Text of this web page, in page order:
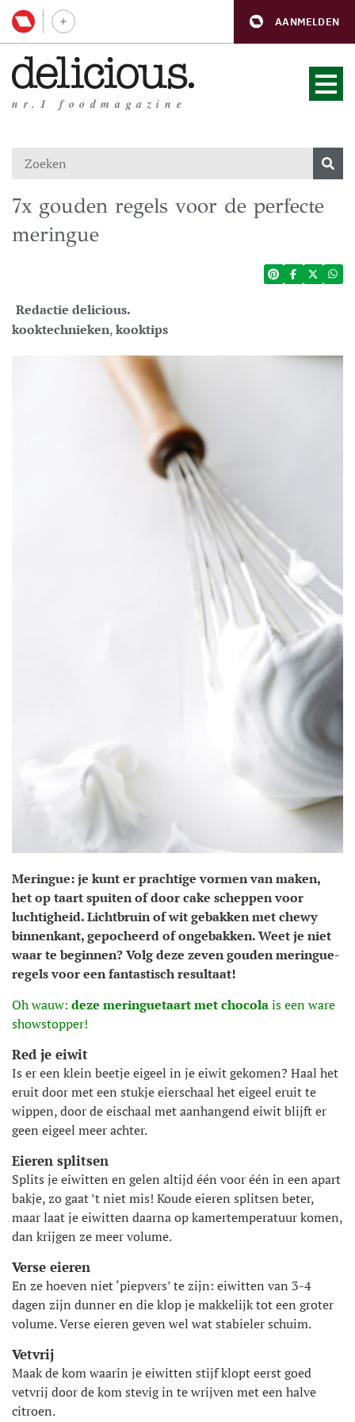
AANMELDEN
nr.1 foodmagazine
7x gouden regels voor de perfecte
meringue
Redactie delicious.
kooktechnieken,kooktips
Meringue: je kunt er prachtige vormen van maken,
het op taart spuiten of door cake scheppen voor
luchtigheid. Lichtbruin of wit gebakken met chewy
binnenkant, gepocheerd of ongebakken. Weet je niet
waar te beginnen? Volg deze zeven gouden meringue-
regels voor een fantastisch resultaat!
Oh wauw: deze meringuetaart met chocolais een ware
showstopper!
Red je eiwit
Is er een klein beetje eigeel in je eiwit gekomen? Haal het
eruit door met een stukje eierschaal het eigeel eruit te
wippen, door de eischaal met aanhangend eiwit blijft er
geen eigeel meer achter.
Eieren splitsen
Splits je eiwitten en gelen altijd één voor één in een apart
bakje, zo gaat ’t niet mis! Koude eieren splitsen beter,
maar laat je eiwitten daarna op kamertemperatuur komen,
dan krijgen ze meer volume.
Verse eieren
En ze hoeven niet ‘piepvers’ te zijn: eiwitten van 3-4
dagen zijn dunner en die klop je makkelijk tot een groter
volume. Verse eieren geven wel wat stabieler schuim.
Vetvrij
Maak de kom waarin je eiwitten stijf klopt eerst goed
vetvrij door de kom stevig in te wrijven met een halve
citroen.